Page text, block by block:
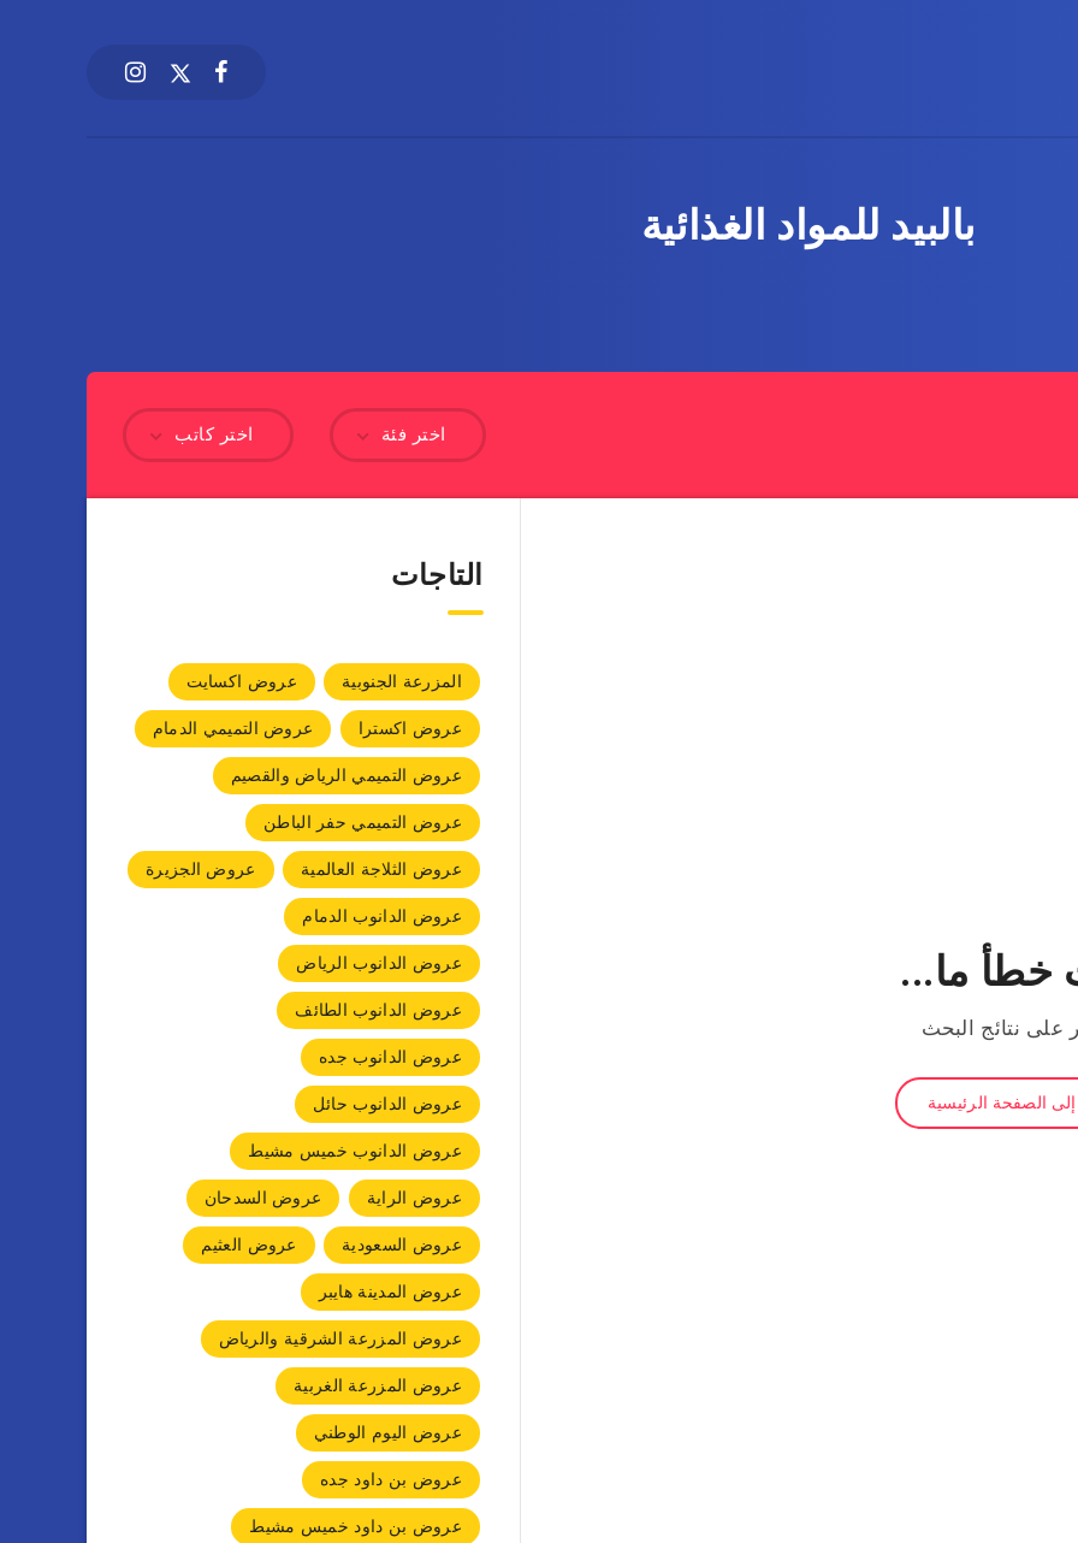
بالبيد للمواد الغذائية
اختر كاتب اختر فئة
ما...
على نتائج البحث
الصفحة الرئيسية
التاجات
المزرعة الجنوبية
عروض اكسايت
عروض اكسترا
عروض التميمي الدمام
عروض التميمي الرياض والقصيم
عروض التميمي حفر الباطن
عروض الثلاجة العالمية
عروض الجزيرة
عروض الدانوب الدمام
عروض الدانوب الرياض
عروض الدانوب الطائف
عروض الدانوب جده
عروض الدانوب حائل
عروض الدانوب خميس مشيط
عروض الراية
عروض السدحان
عروض السعودية
عروض العثيم
عروض المدينة هايبر
عروض المزرعة الشرقية والرياض
عروض المزرعة الغربية
عروض اليوم الوطني
عروض بن داود جده
عروض بن داود خميس مشيط